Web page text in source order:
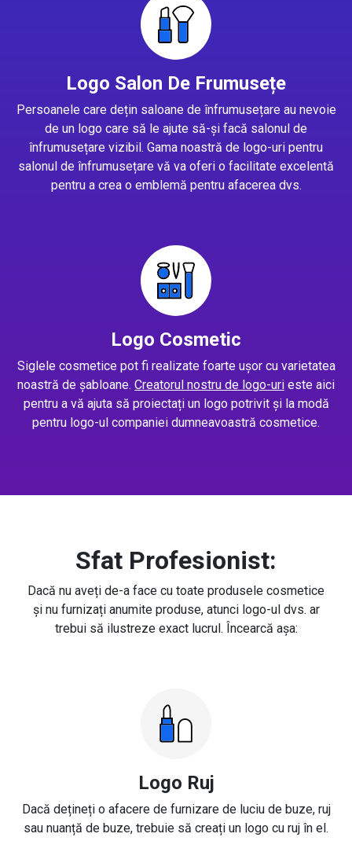
Logo Salon De Frumusețe
Persoanele care dețin saloane de înfrumusețare au nevoie
de un logo care să le ajute să-și facă salonul de
înfrumusețare vizibil. Gama noastră de logo-uri pentru
salonul de înfrumusețare vă va oferi o facilitate excelentă
pentru a crea o emblemă pentru afacerea dvs.
Logo Cosmetic
Siglele cosmetice pot fi realizate foarte ușor cu varietatea
noastră de șabloane. Creatorul nostru de logo-uri este aici
pentru a vă ajuta să proiectați un logo potrivit și la modă
pentru logo-ul companiei dumneavoastră cosmetice.
Sfat Profesionist:
Dacă nu aveți de-a face cu toate produsele cosmetice
și nu furnizați anumite produse, atunci logo-ul dvs. ar
trebui să ilustreze exact lucrul. Încearcă așa:
Logo Ruj
Dacă dețineți o afacere de furnizare de luciu de buze, ruj
sau nuanță de buze, trebuie să creați un logo cu ruj în el.